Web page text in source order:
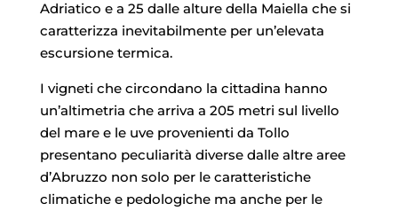
Adriatico e a 25 dalle alture della Maiella che si
caratterizza inevitabilmente per un’elevata
escursione termica.
I vigneti che circondano la cittadina hanno
un’altimetria che arriva a 205 metri sul livello
del mare e le uve provenienti da Tollo
presentano peculiarità diverse dalle altre aree
d’Abruzzo non solo per le caratteristiche
climatiche e pedologiche ma anche per le